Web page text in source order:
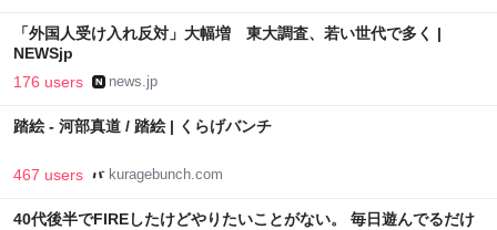
「外国人受け入れ反対」大幅増 東大調査、若い世代で多く |
NEWSjp
176 users news.jp
踏絵 - 河部真道 / 踏絵 | くらげバンチ
467 users kuragebunch.com
40代後半でFIREしたけどやりたいことがない。 毎日遊んでるだけ